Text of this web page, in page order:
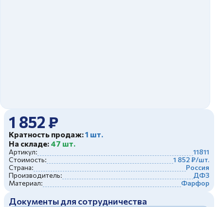
1 852 ₽
Кратность продаж:1 шт.
На складе: 47 шт.
Артикул:
11811
Стоимость:
1 852 ₽/шт.
Страна:
Россия
Производитель:
ДФЗ
Материал:
Фарфор
Документы для сотрудничества